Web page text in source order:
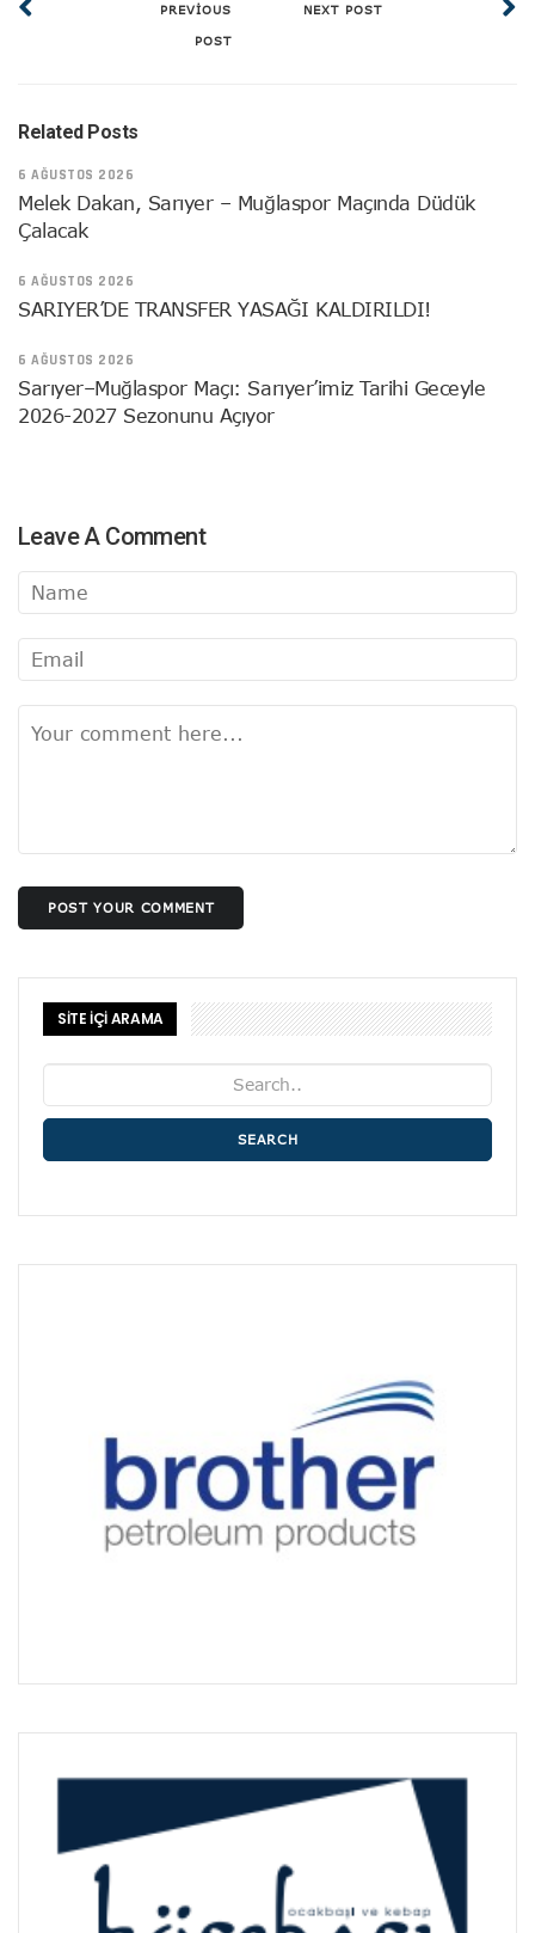
PREVIOUS
POST
NEXT POST
Related Posts
6 AĞUSTOS 2026
Melek Dakan, Sarıyer – Muğlaspor Maçında Düdük
Çalacak
6 AĞUSTOS 2026
SARIYER’DE TRANSFER YASAĞI KALDIRILDI!
6 AĞUSTOS 2026
Sarıyer–Muğlaspor Maçı: Sarıyer’imiz Tarihi Geceyle
2026-2027 Sezonunu Açıyor
Leave A Comment
POST YOUR COMMENT
SİTE İÇİ ARAMA
SEARCH